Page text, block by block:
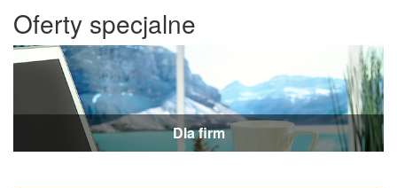
Oferty specjalne
Dla firm